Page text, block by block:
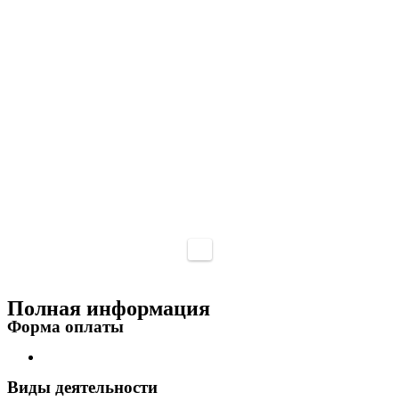
Полная информация
Форма оплаты
Виды деятельности